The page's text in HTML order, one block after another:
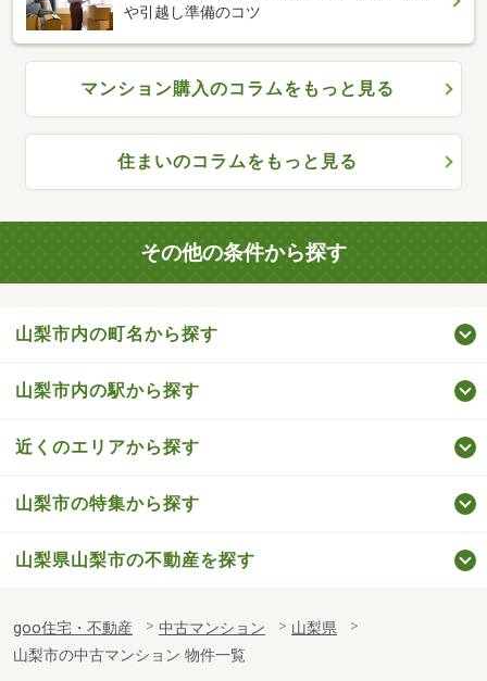
や引越し準備のコツ
マンション購入のコラムをもっと見る
住まいのコラムをもっと見る
その他の条件から探す
山梨市内の町名から探す
山梨市内の駅から探す
近くのエリアから探す
山梨市の特集から探す
山梨県山梨市の不動産を探す
goo住宅・不動産 中古マンション
山梨県
山梨市の中古マンション 物件一覧